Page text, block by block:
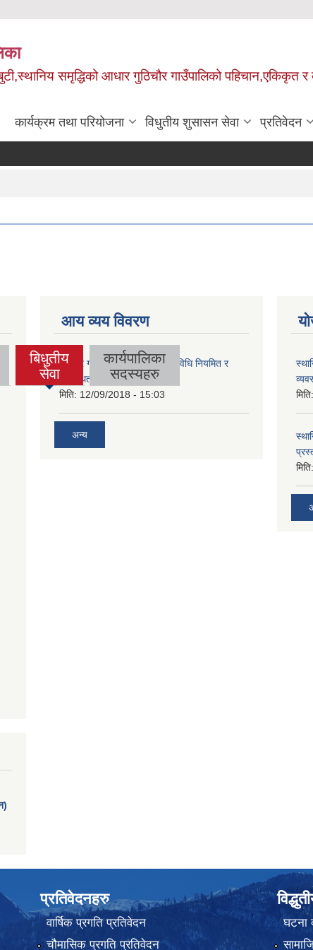
समृद्धिको आधार गुठिचौर गाउँपालिको पहिचान,एकिकृत
कार्यक्रम तथा परियोजना विधुतीय शुसासन सेवा प्रतिवेदन
बिधुतीय
सेवा
(active
tab)
कार्यपालिका
सदस्यहरु
आय व्यय विवरण
गुठिचौर गाउँपालिकाको आर्थिक कार्यविधि नियमित र
व्यवस्थित गर्न बनेको ऐन, २०७४
मिति: 12/09/2018 - 15:03
अन्य
मिति:
मिति:
प्रतिवेदनहरु
वार्षिक प्रगति प्रतिवेदन
चौमासिक प्रगति प्रतिवेदन
घटना